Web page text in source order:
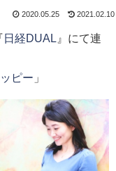
2020.05.25 2021.02.10
日経DUAL 』にて連
ピー 」